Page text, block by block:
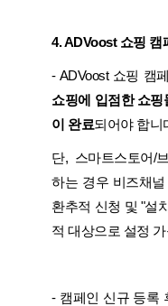
4. ADVoost 쇼핑 캠
- ADVoost 쇼핑 캠
쇼핑에 입점한 쇼핑
이 완료되어야 합니
단, 스마트스토어/
하는 경우 비즈채
환추적 신청 및 "설
적 대상으로 설정
- 캠페인 신규 등록